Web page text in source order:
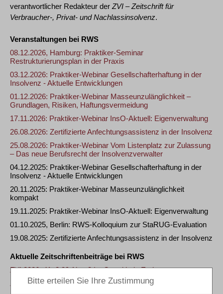
verantwortlicher Redakteur der ZVI – Zeitschrift für
Verbraucher-, Privat- und Nachlassinsolvenz.
Veranstaltungen bei RWS
08.12.2026, Hamburg: Praktiker-Seminar
Restrukturierungsplan in der Praxis
03.12.2026: Praktiker-Webinar Gesellschafterhaftung in der
Insolvenz - Aktuelle Entwicklungen
01.12.2026: Praktiker-Webinar Masseunzulänglichkeit –
Grundlagen, Risiken, Haftungsvermeidung
17.11.2026: Praktiker-Webinar InsO-Aktuell: Eigenverwaltung
26.08.2026: Zertifizierte Anfechtungsassistenz in der Insolvenz
25.08.2026: Praktiker-Webinar Vom Listenplatz zur Zulassung
– Das neue Berufsrecht der Insolvenzverwalter
04.12.2025: Praktiker-Webinar Gesellschafterhaftung in der
Insolvenz - Aktuelle Entwicklungen
20.11.2025: Praktiker-Webinar Masseunzulänglichkeit
kompakt
19.11.2025: Praktiker-Webinar InsO-Aktuell: Eigenverwaltung
01.10.2025, Berlin: RWS-Kolloquium zur StaRUG-Evaluation
19.08.2025: Zertifizierte Anfechtungsassistenz in der Insolvenz
Aktuelle Zeitschriftenbeiträge bei RWS
ZVI 2026, 41: § 89 Abs. 3 InsO und kein Ende
ZVI 2025, 425: Amtswegige Verwerfung des RSB-Antrages